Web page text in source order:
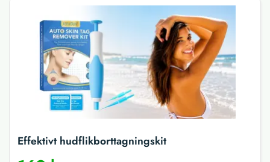
Effektivt hudflikborttagningskit